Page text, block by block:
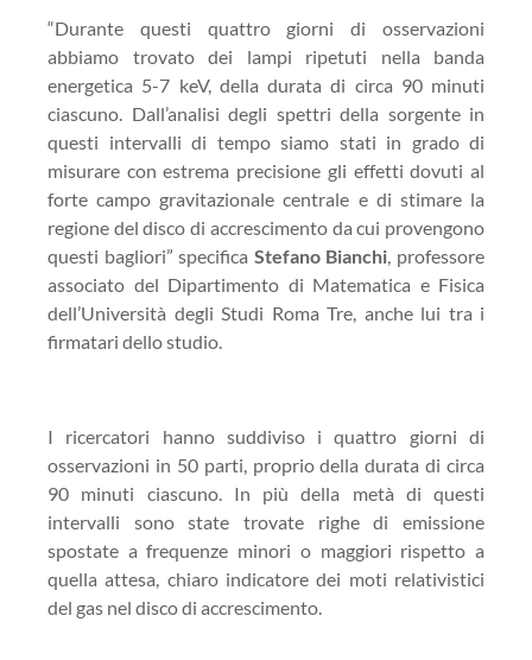
“Durante questi quattro giorni di osservazioni
abbiamo trovato dei lampi ripetuti nella banda
energetica 5-7 keV, della durata di circa 90 minuti
ciascuno. Dall’analisi degli spettri della sorgente in
questi intervalli di tempo siamo stati in grado di
misurare con estrema precisione gli effetti dovuti al
forte campo gravitazionale centrale e di stimare la
regione del disco di accrescimento da cui provengono
questi bagliori” specifica Stefano Bianchi, professore
associato del Dipartimento di Matematica e Fisica
dell’Università degli Studi Roma Tre, anche lui tra i
firmatari dello studio.
I ricercatori hanno suddiviso i quattro giorni di
osservazioni in 50 parti, proprio della durata di circa
90 minuti ciascuno. In più della metà di questi
intervalli sono state trovate righe di emissione
spostate a frequenze minori o maggiori rispetto a
quella attesa, chiaro indicatore dei moti relativistici
del gas nel disco di accrescimento.